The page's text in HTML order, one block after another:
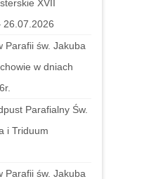
XVII
26.07.2026
Parafii św. Jakuba
w dniach
Parafialny Św.
i Triduum
Parafii św. Jakuba